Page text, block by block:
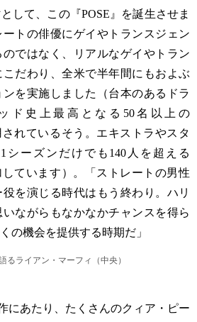
して、この『POSE』を誕生させま
トの俳優にゲイやトランスジェン
ではなく、リアルなゲイやトラン
だわり、全米で半年間にもおよぶ
を実施しました（台本のあるドラ
ド史上最高となる50名以上の
れているそう。エキストラやスタ
シーズンだけでも140人を超える
ています）。「ストレートの男性
を演じる時代はもう終わり。ハリ
ながらもなかなかチャンスを得ら
の機会を提供する時期だ」
るライアン・マーフィ（中央）
にあたり、たくさんのクィア・ピー